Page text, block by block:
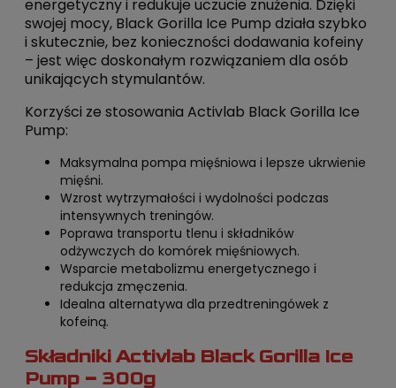
energetyczny i redukuje uczucie znużenia. Dzięki
swojej mocy, Black Gorilla Ice Pump działa szybko
i skutecznie, bez konieczności dodawania kofeiny
– jest więc doskonałym rozwiązaniem dla osób
unikających stymulantów.
Korzyści ze stosowania Activlab Black Gorilla Ice
Pump:
Maksymalna pompa mięśniowa i lepsze ukrwienie
mięśni.
Wzrost wytrzymałości i wydolności podczas
intensywnych treningów.
Poprawa transportu tlenu i składników
odżywczych do komórek mięśniowych.
Wsparcie metabolizmu energetycznego i
redukcja zmęczenia.
Idealna alternatywa dla przedtreningówek z
kofeiną.
Składniki Activlab Black Gorilla Ice
Pump – 300g